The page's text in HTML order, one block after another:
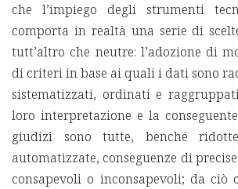
che l’impiego degli strumenti
comporta in realtà una serie di
tutt’altro che neutre: l’adozione di
di criteri in base ai quali i dati sono
sistematizzati, ordinati e
loro interpretazione e la
giudizi sono tutte, benché
automatizzate, conseguenze di
consapevoli o inconsapevoli; da ciò